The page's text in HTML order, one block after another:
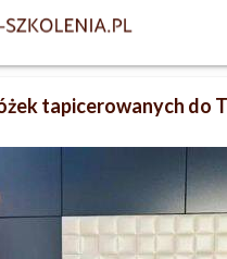
tapicerowanych do